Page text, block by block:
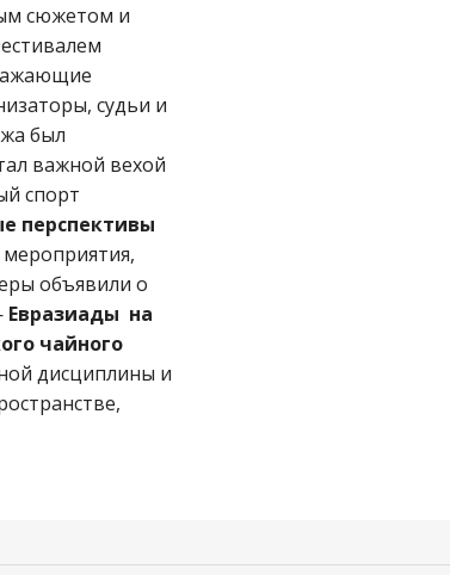
сюжетом и
судьи и
был
важной вехой
спорт
перспективы
объявили о
Евразиады на
чайного
дисциплины и